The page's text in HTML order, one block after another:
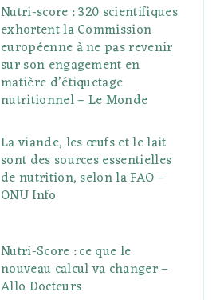
Nutri-score : 320 scientifiques
exhortent la Commission
européenne à ne pas revenir
sur son engagement en
matière d’étiquetage
nutritionnel – Le Monde
La viande, les œufs et le lait
sont des sources essentielles
de nutrition, selon la FAO –
ONU Info
Nutri-Score : ce que le
nouveau calcul va changer –
Allo Docteurs